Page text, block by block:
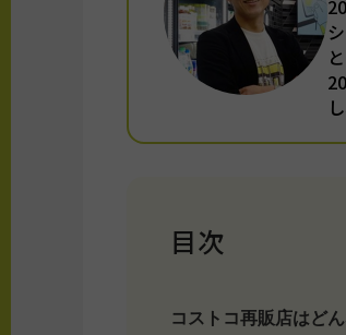
目次
コストコ再販店はど